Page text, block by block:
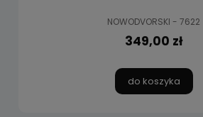
NOWODVORSKI - 7622
349,00 zł
do koszyka